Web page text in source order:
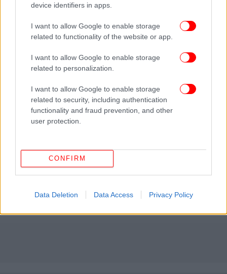
device identifiers in apps.
I want to allow Google to enable storage
related to functionality of the website or app.
I want to allow Google to enable storage
related to personalization.
I want to allow Google to enable storage
related to security, including authentication
functionality and fraud prevention, and other
user protection.
CONFIRM
Data Deletion Data Access Privacy Policy